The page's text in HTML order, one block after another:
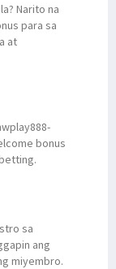
Narito na
para sa
at
bonus
sa
ang
miyembro.